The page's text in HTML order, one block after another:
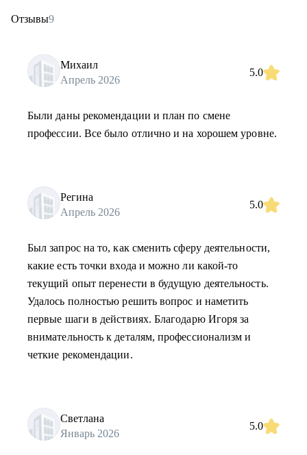
Отзывы9
Михаил
Апрель 2026
5.0
Были даны рекомендации и план по смене
профессии. Все было отлично и на хорошем уровне.
Регина
Апрель 2026
5.0
Был запрос на то, как сменить сферу деятельности,
какие есть точки входа и можно ли какой-то
текущий опыт перенести в будущую деятельность.
Удалось полностью решить вопрос и наметить
первые шаги в действиях. Благодарю Игоря за
внимательность к деталям, профессионализм и
четкие рекомендации.
Светлана
Январь 2026
5.0